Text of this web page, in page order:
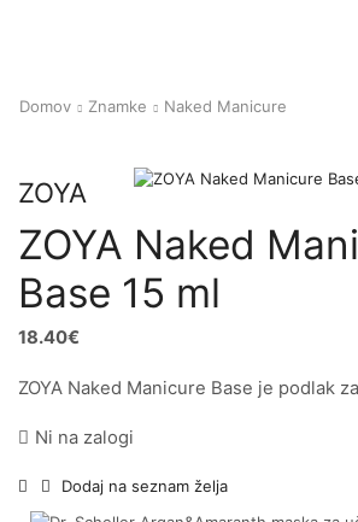
Domov Znamke Naked Manicure
ZOYA
ZOYA Naked
Base 15 ml
18.40€
ZOYA Naked Manicure Base je podlak
Ni na zalogi
Dodaj na seznam želja